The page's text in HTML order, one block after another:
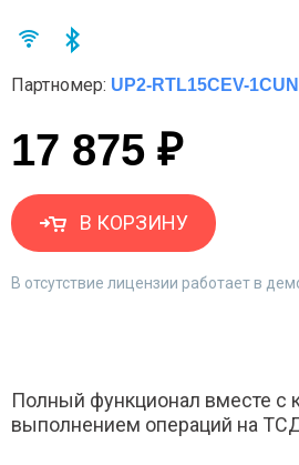
Партномер: UP2-RTL15CEV-
17 875 ₽
В КОРЗИНУ
В отсутствие лицензии работает в
Полный функционал вместе с
выполнением операций на